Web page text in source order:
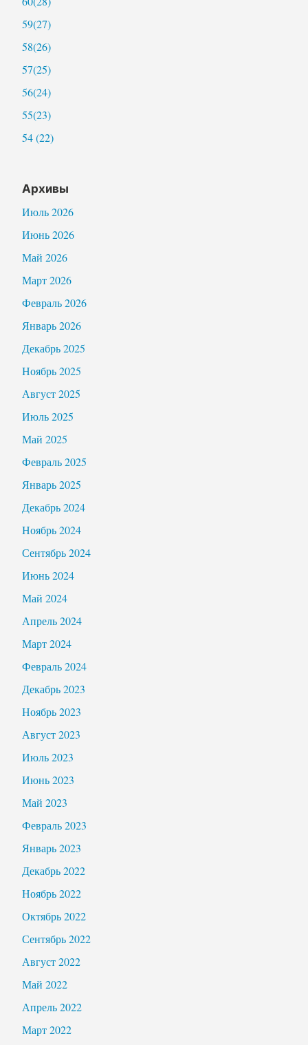
59(27)
58(26)
57(25)
56(24)
55(23)
54 (22)
Архивы
Июль 2026
Июнь 2026
Май 2026
Март 2026
Февраль 2026
Январь 2026
Декабрь 2025
Ноябрь 2025
Август 2025
Июль 2025
Май 2025
Февраль 2025
Январь 2025
Декабрь 2024
Ноябрь 2024
Сентябрь 2024
Июнь 2024
Май 2024
Апрель 2024
Март 2024
Февраль 2024
Декабрь 2023
Ноябрь 2023
Август 2023
Июль 2023
Июнь 2023
Май 2023
Февраль 2023
Январь 2023
Декабрь 2022
Ноябрь 2022
Октябрь 2022
Сентябрь 2022
Август 2022
Май 2022
Апрель 2022
Март 2022